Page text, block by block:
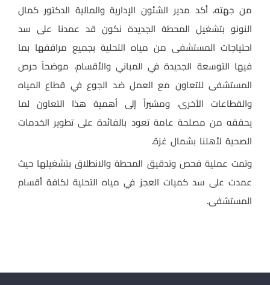
من جهته، أكد مدير الشئون الإدارية والمالية الدكتور كمال
النونو بتشغيل المحطة الجديدة نكون قد عمدنا على سد
احتياجات المستشفى من مياه التحلية بجميع مرافقها بما
فيها التوسعة الجديدة في المباني والأقسام، موضحاً حرص
المستشفى للتعاون مع العمل ضد الجوع في قطاع المياه
والقطاعات الأخرى، ومشيراً إلى أهمية هذا التعاون لما
يحققه من مصلحة عامة تعود بالفائدة على تطوير الخدمات
الصحية لأهلنا بشمال غزة.
وتمت عملية فحص وتدقيق المحطة والانطلاق بتشغيلها حيث
عمدت على سد كميات العجز في مياه التحلية لكافة أقسام
المستشفى.